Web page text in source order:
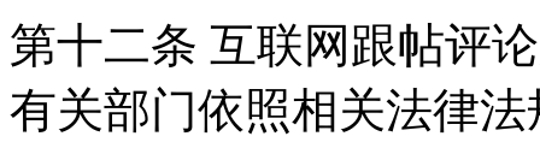
第十二条 互联网跟帖评
有关部门依照相关法律